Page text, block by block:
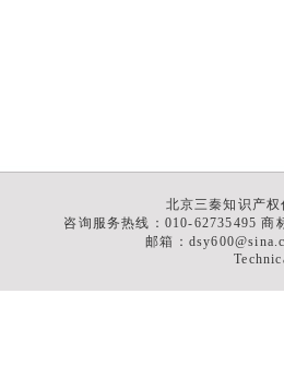
北京三秦知识产
咨询服务热线：010-62735495 商
邮箱：